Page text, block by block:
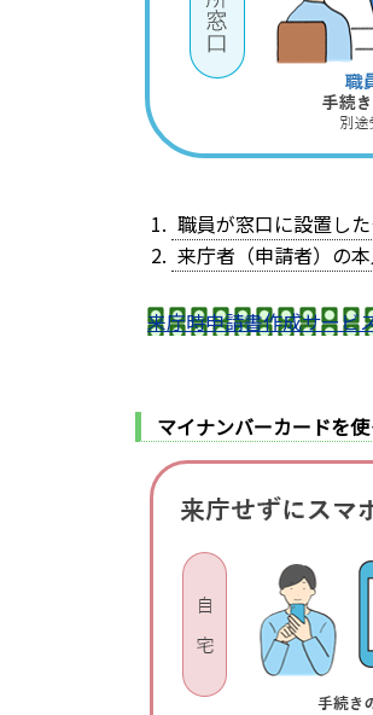
職員が窓口に設置し
来庁者（申請者）の
来庁時申請書作成サービ
マイナンバーカードを